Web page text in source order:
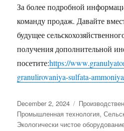
За более подробной
команду продаж. Давайте
будущее
получения дополнительной
посетите:https://
granulirovaniya-sulfata-
Posted
on
December 2, 2024 Categories
Промышленная технология,
Экологически чистое